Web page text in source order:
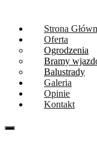
Strona
Oferta
Ogrodzenia
Bramy
Balustrady
Galeria
Opinie
Kontakt